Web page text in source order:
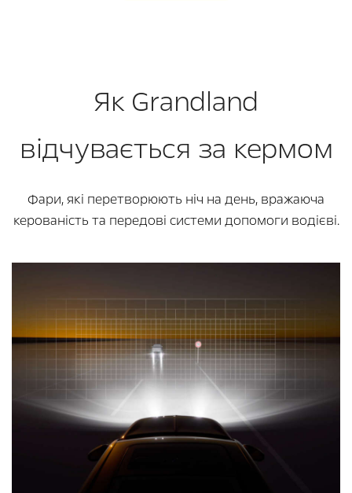
Як Grandland
відчувається за кермом
Фари, які перетворюють ніч на день, вражаюча
керованість та передові системи допомоги водієві.